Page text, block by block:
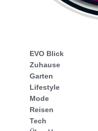
EVO Blick
Zuhause
Garten
Lifestyle
Mode
Reisen
Tech